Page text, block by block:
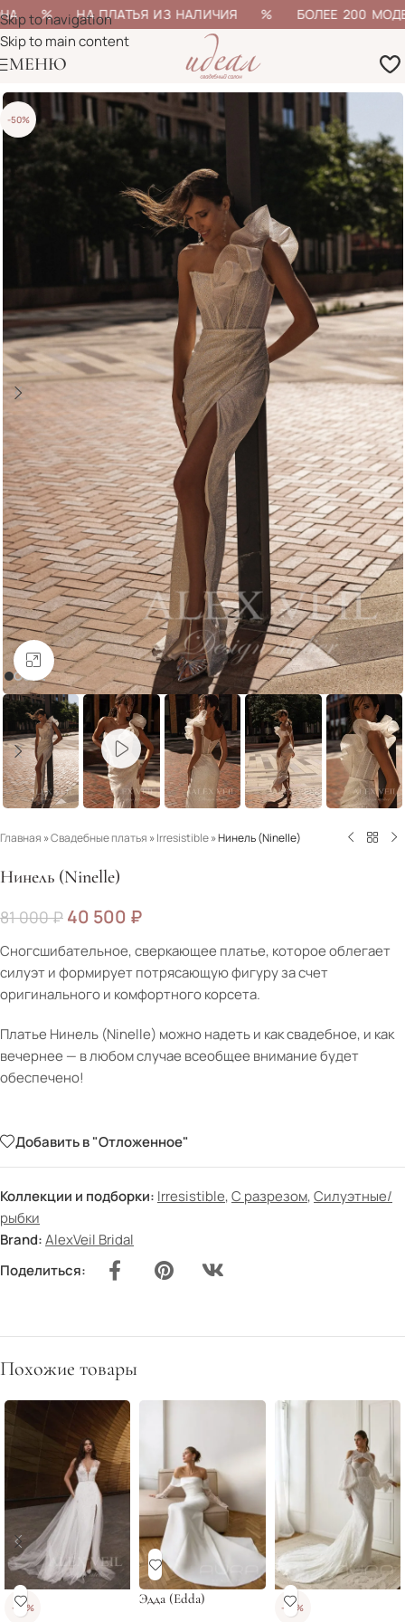
% НА ПЛАТЬЯ ИЗ НАЛИЧИЯ % БОЛЕЕ 200
Skip to navigation
Skip to main content
МЕНЮ
-50%
Увеличить
Главная »Свадебные платья »Irresistible»Нинель (Ninelle)
Нинель (Ninelle)
81 000₽ 40 500 ₽
Сногсшибательное, сверкающее платье, которое облегает
силуэт и формирует потрясающую фигуру за счет
оригинального и комфортного корсета.
Платье Нинель (Ninelle) можно надеть и как свадебное, и как
вечернее — в любом случае всеобщее внимание будет
обеспечено!
Добавить в "Отложенное"
Коллекции и подборки: Irresistible,С разрезом,Силуэтные/
рыбки
Brand:AlexVeil Bridal
Поделиться:
Похожие товары
-20%
Эдда (Edda)
-40%